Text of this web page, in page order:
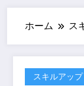
ホーム ス
スキルアップ